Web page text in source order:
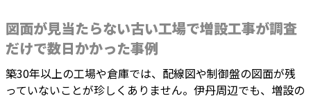
図面が見当たらない古い工場で増設工事が調査
だけで数日かかった事例
築30年以上の工場や倉庫では、配線図や制御盤の図面が残
っていないことが珍しくありません。伊丹周辺でも、増設の